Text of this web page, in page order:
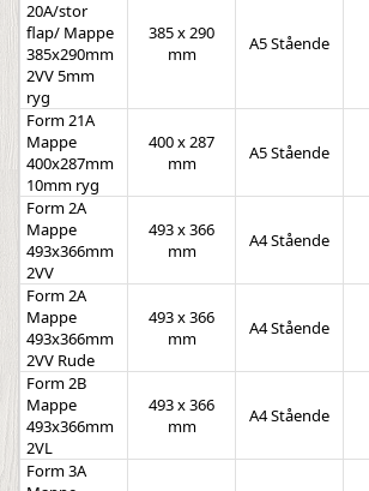
20A/stor
flap/ Mappe
385x290mm
2VV 5mm
ryg
385 x 290
mm
A5 Stående
Form 21A
Mappe
400x287mm
10mm ryg
400 x 287
mm
A5 Stående
Form 2A
Mappe
493x366mm
2VV
493 x 366
mm
A4 Stående
Form 2A
Mappe
493x366mm
2VV Rude
493 x 366
mm
A4 Stående
Form 2B
Mappe
493x366mm
2VL
493 x 366
mm
A4 Stående
Form 3A